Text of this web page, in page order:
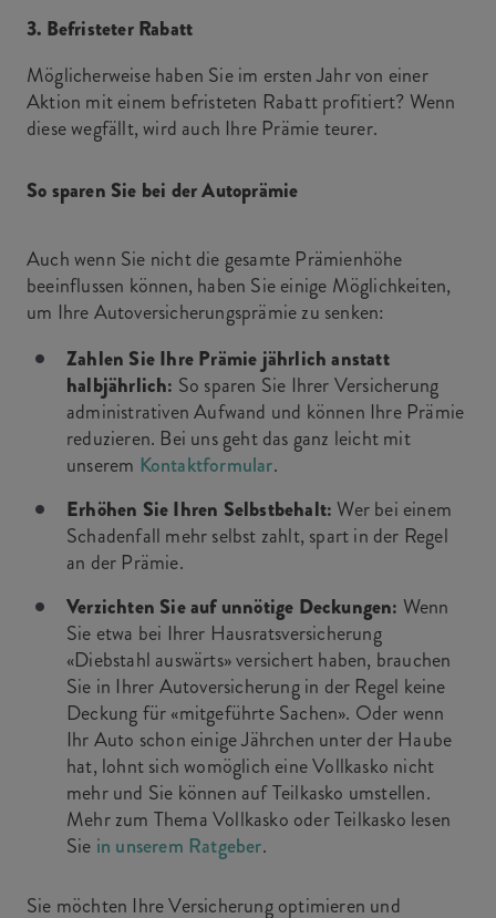
3. Befristeter Rabatt
Möglicherweise haben Sie im ersten Jahr von einer
Aktion mit einem befristeten Rabatt profitiert? Wenn
diese wegfällt, wird auch Ihre Prämie teurer.
So sparen Sie bei der Autoprämie
Auch wenn Sie nicht die gesamte Prämienhöhe
beeinflussen können, haben Sie einige Möglichkeiten,
um Ihre Autoversicherungsprämie zu senken:
Zahlen Sie Ihre Prämie jährlich anstatt
halbjährlich: So sparen Sie Ihrer Versicherung
administrativen Aufwand und können Ihre Prämie
reduzieren. Bei uns geht das ganz leicht mit
unserem Kontaktformular.
Erhöhen Sie Ihren Selbstbehalt:Wer bei einem
Schadenfall mehr selbst zahlt, spart in der Regel
an der Prämie.
Verzichten Sie auf unnötige Deckungen: Wenn
Sie etwa bei Ihrer Hausratsversicherung
«Diebstahl auswärts» versichert haben, brauchen
Sie in Ihrer Autoversicherung in der Regel keine
Deckung für «mitgeführte Sachen». Oder wenn
Ihr Auto schon einige Jährchen unter der Haube
hat, lohnt sich womöglich eine Vollkasko nicht
mehr und Sie können auf Teilkasko umstellen.
Mehr zum Thema Vollkasko oder Teilkasko lesen
Sie in unserem Ratgeber.
Sie möchten Ihre Versicherung optimieren und